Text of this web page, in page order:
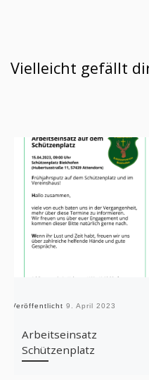
Vielleicht gefällt
Veröffentlicht 9. April 2023
Arbeitseinsatz
Schützenplatz